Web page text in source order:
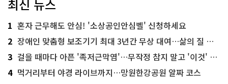
최신 뉴스
1 혼자 근무해도 안심! '소상공인안심벨' 신청하세요
2 장애인 맞춤형 보조기기 최대 3년간 무상 대여…삶의 질 높인다
3 걸을 때마다 아픈 '족저근막염'…무작정 참지 말고 '이것' 해보세요!
4 먹거리부터 야경 라이브까지…망원한강공원 알짜 코스